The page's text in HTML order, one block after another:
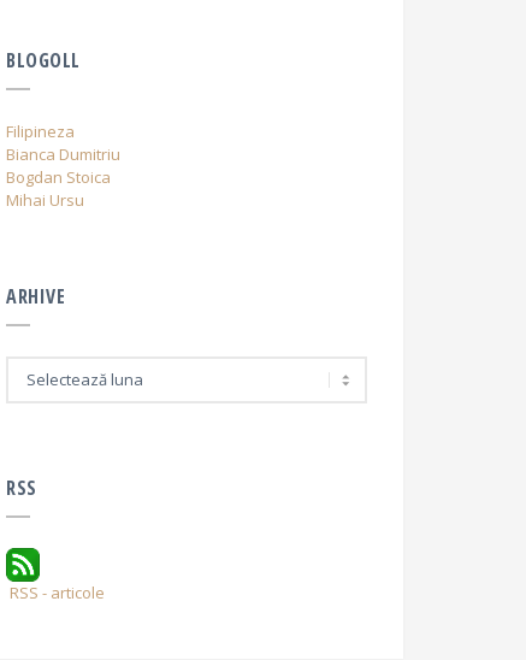
BLOGOLL
Filipineza
Bianca Dumitriu
Bogdan Stoica
Mihai Ursu
ARHIVE
RSS
RSS - articole